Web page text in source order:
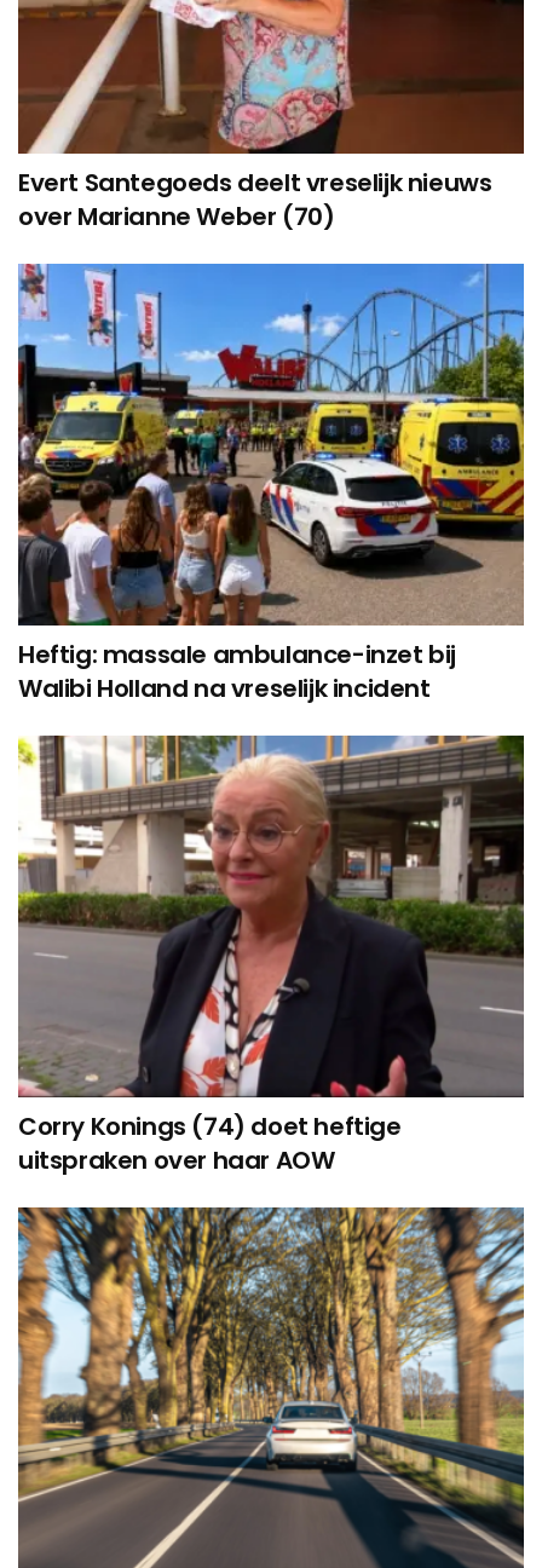
Evert Santegoeds deelt vreselijk nieuws
over Marianne Weber (70)
Heftig: massale ambulance-inzet bij
Walibi Holland na vreselijk incident
Corry Konings (74) doet heftige
uitspraken over haar AOW